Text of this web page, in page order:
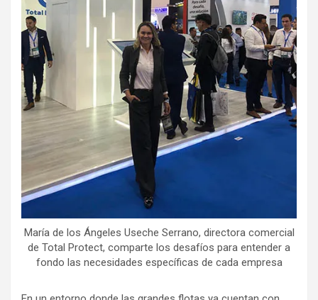
María de los Ángeles Useche Serrano, directora comercial
de Total Protect, comparte los desafíos para entender a
fondo las necesidades específicas de cada empresa